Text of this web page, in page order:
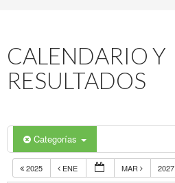
CALENDARIO Y
RESULTADOS
Categorías
2025 ENE MAR 2027